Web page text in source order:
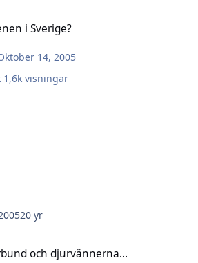
i Sverige?
14, 2005
1,6k visningar
20 yr
och djurvännerna...